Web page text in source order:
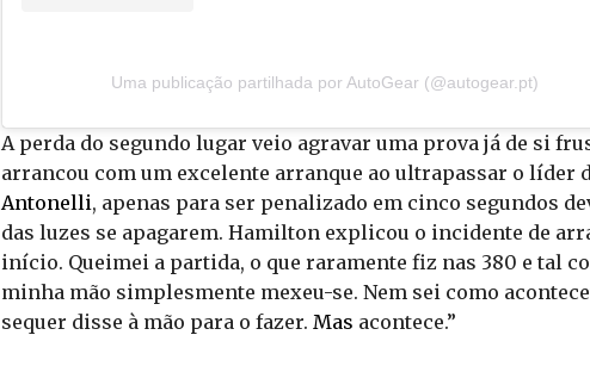
Uma publicação partilhada por AutoGear (@autogear.pt)
A perda do segundo lugar veio agravar uma prova já de si
arrancou com um excelente arranque ao ultrapassar o líder
Antonelli, apenas para ser penalizado em cinco segundos
das luzes se apagarem. Hamilton explicou o incidente de
início. Queimei a partida, o que raramente fiz nas 380 e tal
minha mão simplesmente mexeu-se. Nem sei como
sequer disse à mão para o fazer. Mas acontece.”